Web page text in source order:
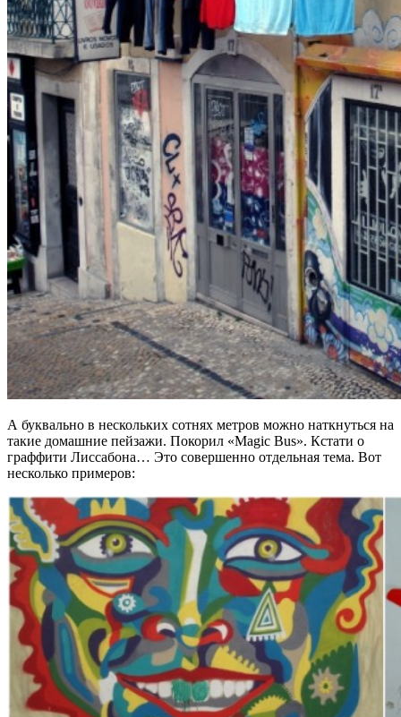
А буквально в нескольких сотнях метров можно наткнуться на
такие домашние пейзажи. Покорил «Magic Bus». Кстати о
граффити Лиссабона… Это совершенно отдельная тема. Вот
несколько примеров: